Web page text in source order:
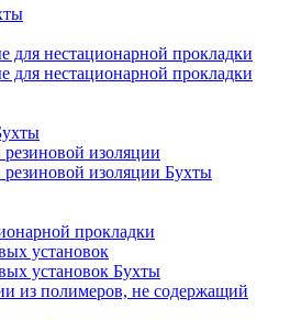
для нестационарной прокладки
для нестационарной прокладки
изоляции
изоляции Бухты
прокладки
установок
установок Бухты
из полимеров, не содержащий